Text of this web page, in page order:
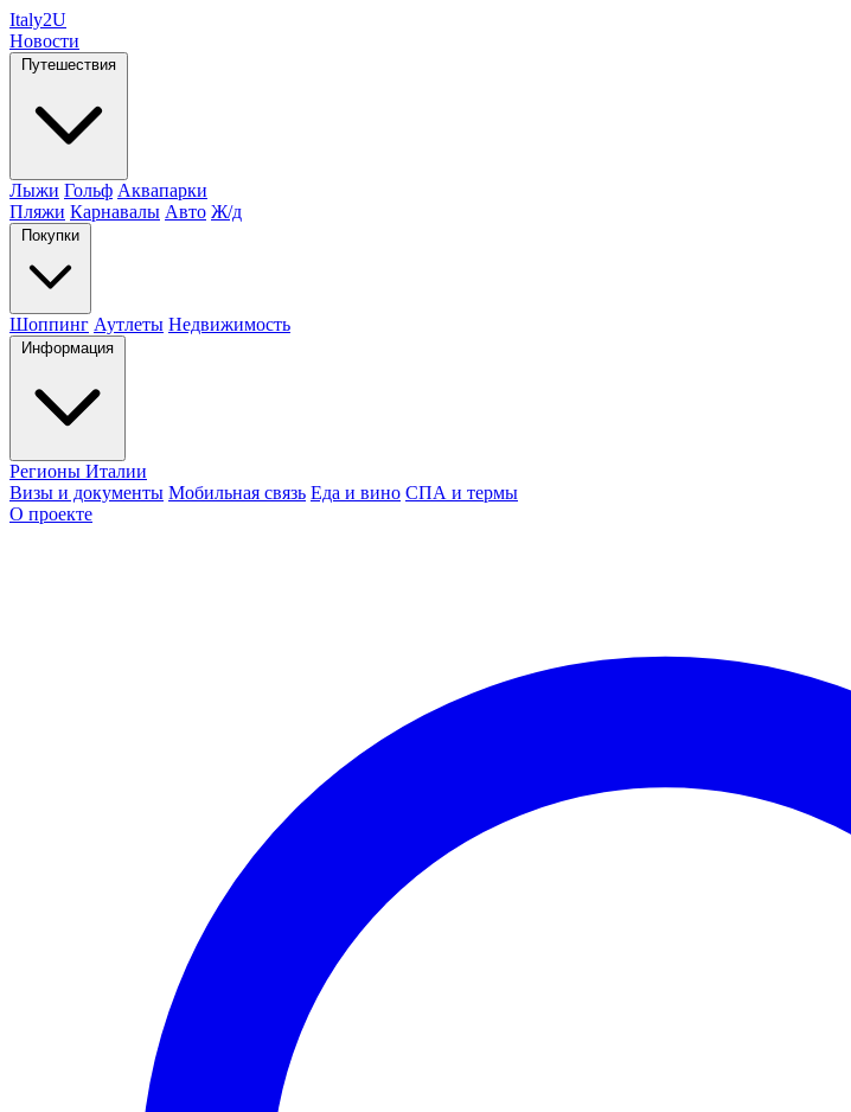
Italy2U
Новости
Путешествия
Лыжи Гольф Аквапарки
Пляжи Карнавалы Авто Ж/д
Покупки
Шоппинг Аутлеты Недвижимость
Информация
Регионы Италии
Визы и документы Мобильная связь Еда и вино СПА и термы
О проекте